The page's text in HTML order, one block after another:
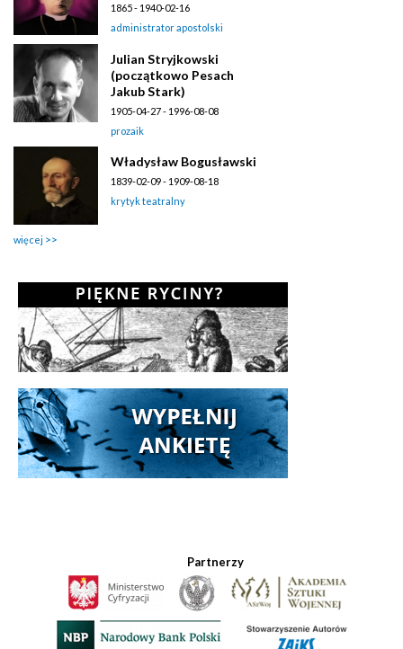
1865 - 1940-02-16
administrator apostolski
Julian Stryjkowski
(początkowo Pesach
Jakub Stark)
1905-04-27 - 1996-08-08
prozaik
Władysław Bogusławski
1839-02-09 - 1909-08-18
krytyk teatralny
więcej
Partnerzy